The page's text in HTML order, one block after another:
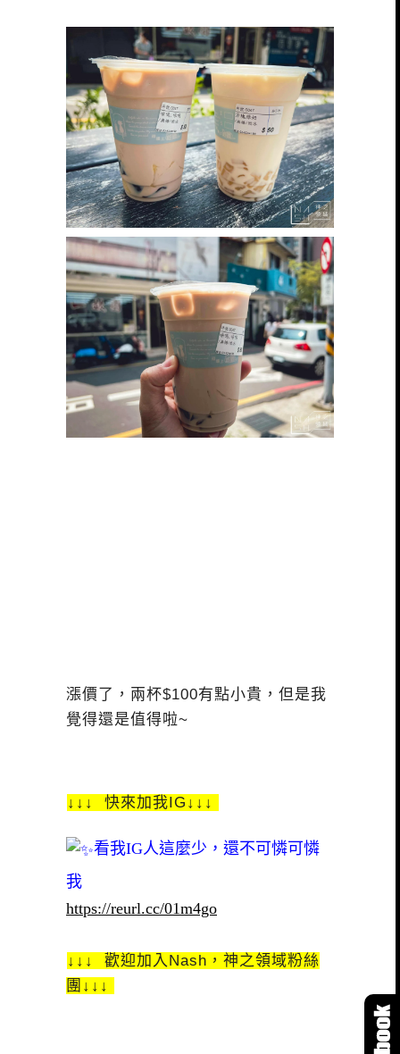
漲價了，兩杯$100有點小貴，但是我
覺得還是值得啦~
↓↓↓ 快來加我IG↓↓↓
看我IG人這麼少，還不可憐可憐
我
https://reurl.cc/01m4go
↓↓↓ 歡迎加入Nash，神之領域粉絲
團↓↓↓